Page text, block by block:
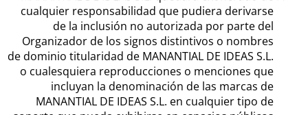
cualquier responsabilidad que pudiera derivarse
de la inclusión no autorizada por parte del
Organizador de los signos distintivos o nombres
de dominio titularidad de MANANTIAL DE IDEAS S.L.
o cualesquiera reproducciones o menciones que
incluyan la denominación de las marcas de
MANANTIAL DE IDEAS S.L. en cualquier tipo de